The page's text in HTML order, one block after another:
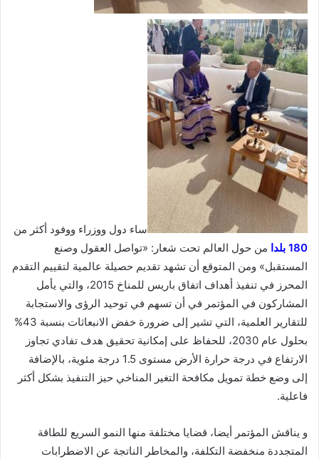
ساء دول ووزراء ووفود أكثر من
180 بلدا
من حول العالم تحت شعار: «تواصل العقول وصنع
المستقبل» ومن المتوقع أن تشهد تقديم حصيلة عالمية لتقييم التقدم
المحرز في تنفيذ أهداف اتفاق باريس للمناخ 2015، والتي يأمل
المشاركون في المؤتمر في أن تسهم في توحيد الرؤى والاستجابة
للتقارير العلمية، التي تشير إلى ضرورة خفض الانبعاثات بنسبة 43%
بحلول عام 2030، للحفاظ على إمكانية تحقيق هدف تفادي تجاوز
الارتفاع في درجة حرارة الأرض مستوى 1.5 درجة مئوية، بالإضافة
إلى وضع خطة تمويل مكافحة التغير المناخي حيز التنفيذ بشكل أكثر
فاعلية.
و يناقش المؤتمر أيضا، قضايا مختلفة منها النمو السریع للطاقة
المتجددة منخفضة التكلفة، والمخاطر الناتجة عن الاضطرابات